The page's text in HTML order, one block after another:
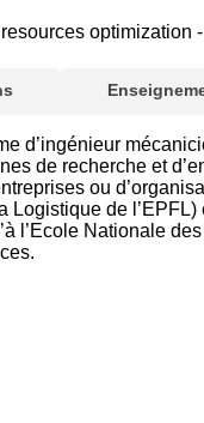
optimization
d’ingénieur
de recherche et
ou
de
l’Ecole Nationale